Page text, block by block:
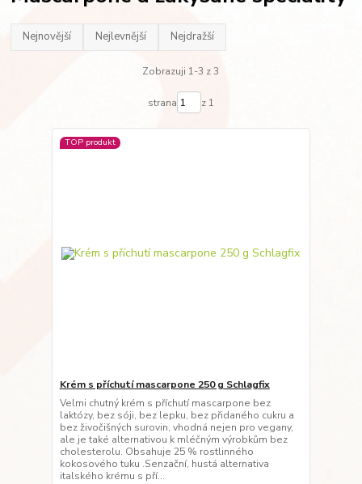
Nejnovější Nejlevnější Nejdražší
Zobrazuji 1-3 z 3
strana z 1
TOP produkt
Krém s příchutí mascarpone 250 g Schlagfix
Velmi chutný krém s příchutí mascarpone bez
laktózy, bez sóji, bez lepku, bez přidaného cukru a
bez živočišných surovin, vhodná nejen pro vegany,
ale je také alternativou k mléčným výrobkům bez
cholesterolu. Obsahuje 25 % rostlinného
kokosového tuku .Senzační, hustá alternativa
italského krému s pří...